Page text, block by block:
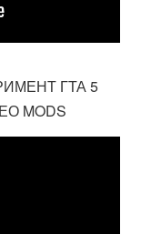
ГТА 5
MODS